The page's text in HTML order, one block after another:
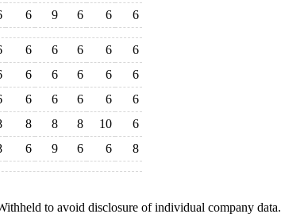
6 9 6 6 6
6 6 6 6
6
6 6 6 6
6
6 6 6 6
6
8 8 8 10
6
6 9 6 6 8
to avoid disclosure of individual company data.